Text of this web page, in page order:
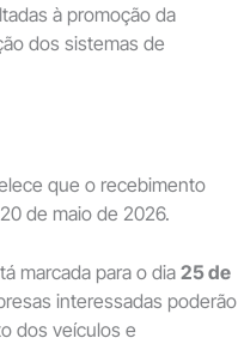
à promoção da
dos sistemas de
que o recebimento
de maio de 2026.
marcada para o dia 25 de
interessadas poderão
dos veículos e